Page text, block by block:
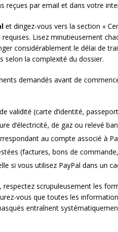
par email et dans votre
et dirigez-vous vers la section «
Lisez minutieusement
considérablement le délai de
selon la complexité du dossier.
demandés avant de
validité (carte d’identité,
d’électricité, de gaz ou relevé
au compte associé à
(factures, bons de
si vous utilisez PayPal dans un
scrupuleusement les
vous que toutes les
entraînent